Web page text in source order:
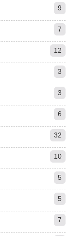
9
7
12
3
3
6
32
10
5
5
7